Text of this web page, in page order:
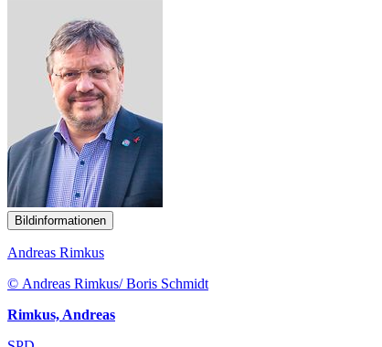
Bildinformationen
Andreas Rimkus
© Andreas Rimkus/ Boris Schmidt
Rimkus, Andreas